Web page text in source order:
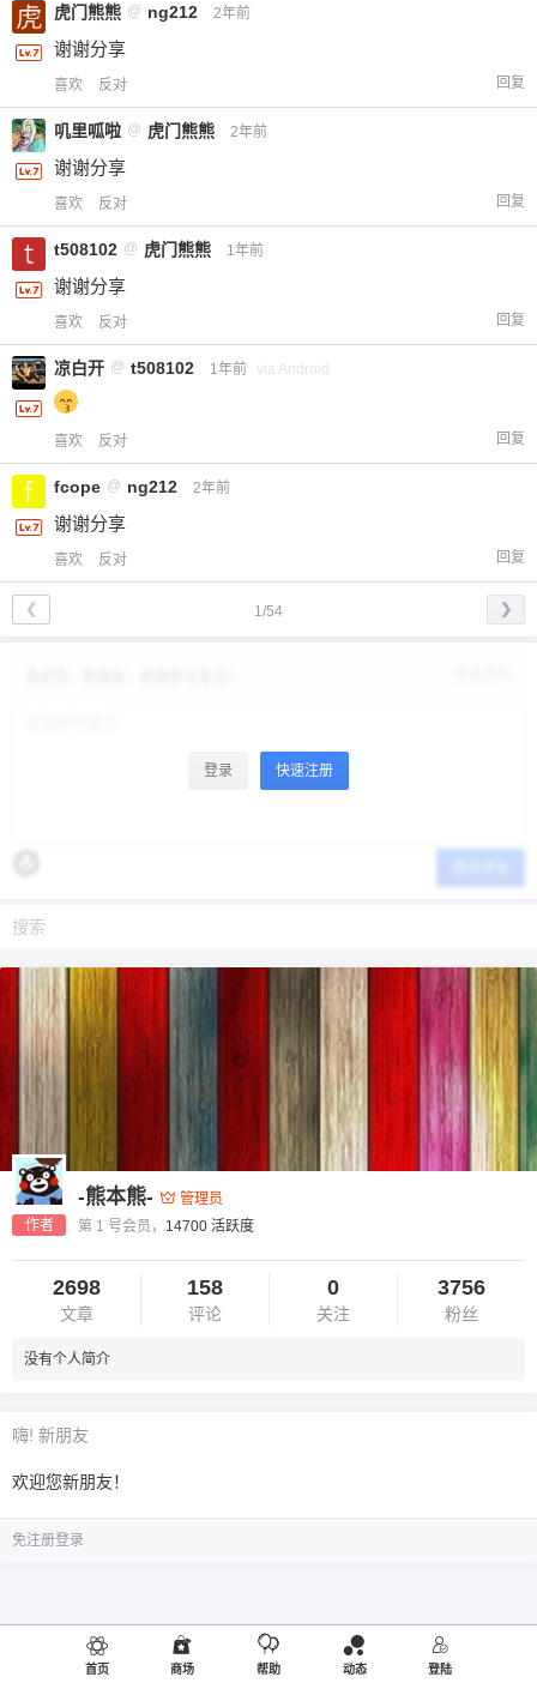
虎门熊熊 @ ng212 2年前
谢谢分享
喜欢 反对 回复
叽里呱啦 @ 虎门熊熊 2年前
谢谢分享
喜欢 反对 回复
t508102 @ 虎门熊熊 1年前
谢谢分享
喜欢 反对 回复
凉白开 @ t508102 1年前 via Android
喜欢 反对 回复
fcope @ ng212 2年前
谢谢分享
喜欢 反对 回复
1/54
❮ ❯
登录 快速注册
作者
-熊本熊-
管理员
第 1 号会员， 14700 活跃度
2698
文章
158
评论
0
关注
3756
粉丝
没有个人简介
嗨! 新朋友
欢迎您新朋友！
免注册登录
首页 商场 帮助 动态 登陆